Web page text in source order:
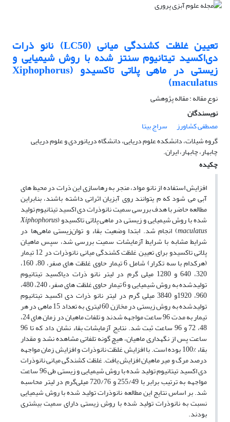
تعیین غلظت کشندگی میانی (LC50) نانو ذرات
دی‌اکسید تیتانیوم سنتز شده با روش شیمیایی و
زیستی در ماهی پلاتی تاکسیدو (Xiphophorus
maculatus)
نوع مقاله : مقاله پژوهشی
نویسندگان
مصطفی کشاورز
سراج بیتا
گروه شیلات، دانشکده علوم دریایی، دانشگاه دریانوردی و علوم دریایی
چابهار، چابهار، ایران.
چکیده
افزایش استفاده از نانو مواد، منجر به رهاسازی این ذرات در محیط­ های
آبی می شود که م ی­توانند روی آبزیان اثراتی داشته باشند، بنابراین
مطالعه حاضر با هدف بررسی سمیت نانوذرات دی اکسید تیتانیوم تولید
شده با روش شیمیایی و زیستی در ماهی پلاتی تاکسیدو (Xiphophorus
maculatus) انجام شد. ابتدا وضعیت بقاء و توان‌زیستی ماهی‌ها در
شرایط مشابه با شرایط آزمایشات سمیت بررسی شد، سپس ماهیان
پلاتی تاکسیدو برای تعیین غلظت کشندگی میانی نانوذرات در 12 تیمار
(هرکدام با سه تکرار) شامل 6 تیمار حاوی غلظت­ های صفر، 80، 160،
320، 640 و 1280 میلی ­گرم در لیتر نانو ذرات دی­اکسید تیتانیوم
تولیدشده به روش شیمیایی و 6 تیمار حاوی غلظت­ های صفر، 240، 480،
960، 1920و 3840 میلی ­گرم در لیتر نانو ذرات دی اکسید تیتانیوم
تولیدشده به روش زیستی در مخازن 60 لیتری به تعداد 15 ماهی در هر
تیمار به مدت 96 ساعت مواجهه شدند و تلفات ماهیان در زمان­ های 24،
48، 72 و 96 ساعت ثبت شد. نتایج آزمایشات بقاء نشان داد که تا 96
ساعت پس از نگهداری ماهیان، هیچ گونه تلفاتی مشاهده نشد و مقدار
بقاء %100 بوده است. با افزایش غلظت نانوذرات و افزایش زمان مواجهه
درصد مرگ ‌و میر ماهیان افزایش یافت. غلظت کشندگی میانی نانوذرات
دی اکسید تیتانیوم تولید شده با روش شیمیایی و زیستی طی 96 ساعت
مواجهه به ترتیب برابر با 255/49 و 720/76 میلی‌گرم در لیتر محاسبه
شد. بر اساس نتایج این مطالعه نانوذرات تولید شده با روش شیمیایی
نسبت به نانوذرات تولید شده با روش زیستی دارای سمیت بیشتری
بودند.